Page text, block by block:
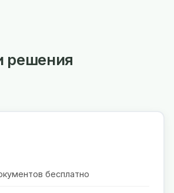
решения
бесплатно